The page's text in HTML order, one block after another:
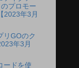
プロモー
2023年3月
リGOのク
年3月
ードを使